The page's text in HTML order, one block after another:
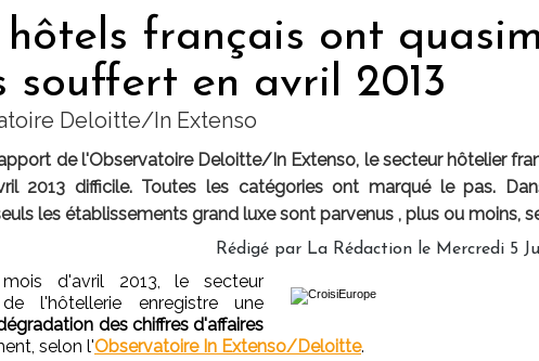
hôtels français ont
souffert en avril 2013
Deloitte/In Extenso
de l'Observatoire Deloitte/In Extenso, le secteur hôtelier
2013 difficile. Toutes les catégories ont marqué le pas.
les établissements grand luxe sont parvenus , plus ou moins,
Rédigé par La Rédaction le Mercredi 5
d'avril 2013, le secteur
l'hôtellerie enregistre une
des chiffres d'affaires
selon l'Observatoire In Extenso/Deloitte.